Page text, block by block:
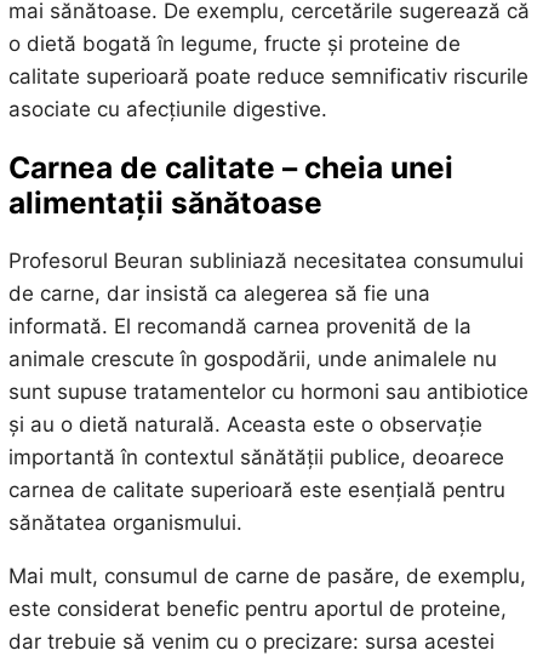
mai sănătoase. De exemplu, cercetările sugerează că
o dietă bogată în legume, fructe și proteine de
calitate superioară poate reduce semnificativ riscurile
asociate cu afecțiunile digestive.
Carnea de calitate – cheia unei
alimentații sănătoase
Profesorul Beuran subliniază necesitatea consumului
de carne, dar insistă ca alegerea să fie una
informată. El recomandă carnea provenită de la
animale crescute în gospodării, unde animalele nu
sunt supuse tratamentelor cu hormoni sau antibiotice
și au o dietă naturală. Aceasta este o observație
importantă în contextul sănătății publice, deoarece
carnea de calitate superioară este esențială pentru
sănătatea organismului.
Mai mult, consumul de carne de pasăre, de exemplu,
este considerat benefic pentru aportul de proteine,
dar trebuie să venim cu o precizare: sursa acestei